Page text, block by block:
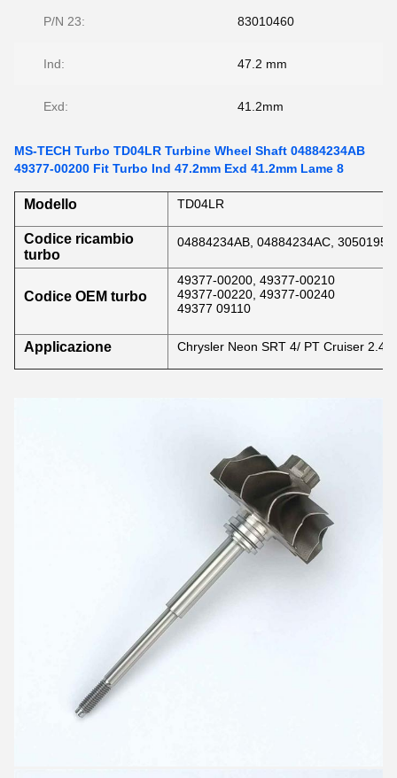
P/N 23: 83010460
Ind: 47.2 mm
Exd: 41.2mm
MS-TECH Turbo TD04LR Turbine Wheel Shaft 04884234AB
49377-00200 Fit Turbo Ind 47.2mm Exd 41.2mm Lame 8
Modello TD04LR
Codice ricambio
turbo
04884234AB, 04884234AC, 3050195
Codice OEM turbo
49377-00200, 49377-00210
49377-00220, 49377-00240
49377 09110
Applicazione Chrysler Neon SRT 4/ PT Cruiser 2.4D